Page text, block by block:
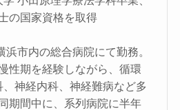
の国家資格を取得
市内の総合病院にて勤務。
性期を経験しながら、循環
神経内科、神経難病など多
期間中に、系列病院に半年